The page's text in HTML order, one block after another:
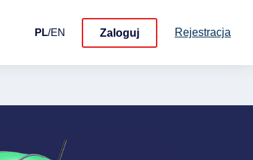
PL/EN Zaloguj Rejestracja